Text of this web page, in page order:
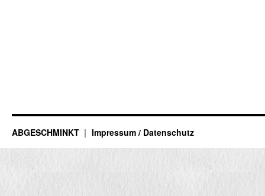
ABGESCHMINKT Impressum / Datenschutz